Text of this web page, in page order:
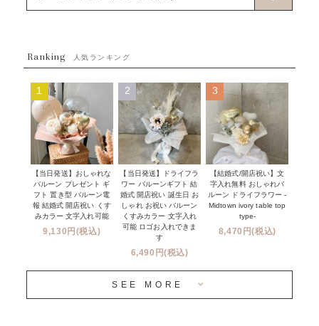
ブーケタイプバルーン
ムーンリットバルーン
コンフェッティバルーン
フリンジバルーン
デコレーションセット
プロップスバルーン
オプション
成人式・卒業式・入学式バルーンブーケ
開店・周年祝い
発表会・劇場
その他お祝い
クリスマス
新商品
~３０００円
~５５００円
発送について
Q&A
メッセージカード・電報について
オーダーメイドについて
セミオーダーについて
フリンジバルーンについて
コンフェッティバルーンについて
Ranking 人気ランキング
1
【当日発送】おしゃれな
バルーン プレゼント ギ
フト 置き型 バルーン電
報 結婚式 開店祝い くす
みカラー 文字入れ可能
9,130円(税込)
2
【当日発送】ドライフラ
ワー バルーンギフト 結
婚式 開店祝い 誕生日 お
しゃれ お祝い バルーン
くすみカラー 文字入れ
可能 ロゴお入れできま
す
6,490円(税込)
3
【結婚式/開店祝い】文
字入れ無料 おしゃれバ
ルーン ドライフラワー -
Midtown ivory table top
type-
8,470円(税込)
SEE MORE